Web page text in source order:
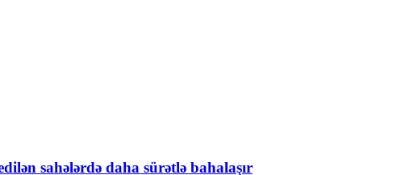
sahələrdə daha sürətlə bahalaşır